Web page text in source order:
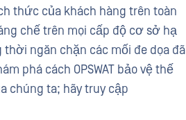
thức của khách hàng trên toàn
chế trên mọi cấp độ cơ sở hạ
ngăn chặn các mối đe dọa đã
phá cách OPSWAT bảo vệ thế
chúng ta; hãy truy cập